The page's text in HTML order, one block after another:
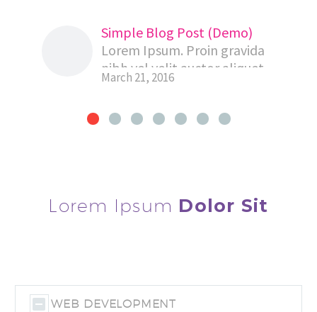
Simple Blog Post (Demo)
Lorem Ipsum. Proin gravida
nibh vel velit auctor aliquet.
Aenean sollicitudin, lorem
elit consequat ipsum, nec
March 21, 2016
Lorem Ipsum Dolor Sit
WEB DEVELOPMENT